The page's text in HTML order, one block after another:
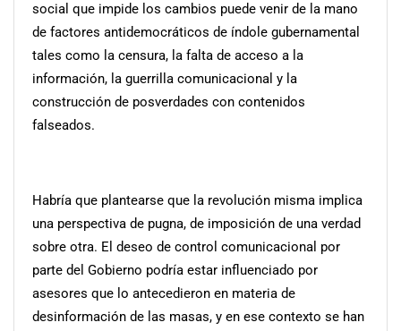
social que impide los cambios puede venir de la mano
de factores antidemocráticos de índole gubernamental
tales como la censura, la falta de acceso a la
información, la guerrilla comunicacional y la
construcción de posverdades con contenidos
falseados.
Habría que plantearse que la revolución misma implica
una perspectiva de pugna, de imposición de una verdad
sobre otra. El deseo de control comunicacional por
parte del Gobierno podría estar influenciado por
asesores que lo antecedieron en materia de
desinformación de las masas, y en ese contexto se han